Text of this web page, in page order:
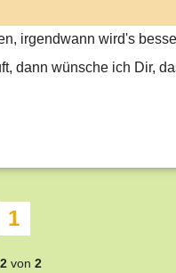
irgendwann wird's
dann wünsche ich Dir,
1
von 2